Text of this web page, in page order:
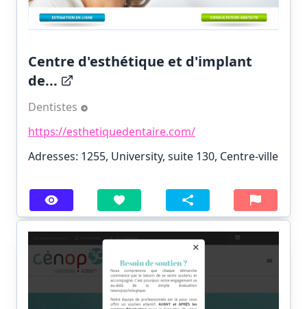
Centre d'esthétique et d'implant
de...
Dentistes
https://esthetiquedentaire.com/
Adresses: 1255, University, suite 130, Centre-ville